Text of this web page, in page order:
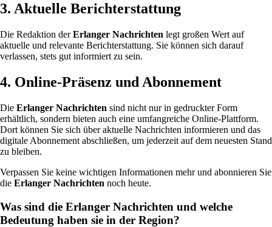
3. Aktuelle Berichterstattung
Die Redaktion derErlanger Nachrichten legt großen Wert auf
aktuelle und relevante Berichterstattung. Sie können sich darauf
verlassen, stets gut informiert zu sein.
4. Online-Präsenz und Abonnement
Die Erlanger Nachrichten sind nicht nur in gedruckter Form
erhältlich, sondern bieten auch eine umfangreiche Online-Plattform.
Dort können Sie sich über aktuelle Nachrichten informieren und das
digitale Abonnement abschließen, um jederzeit auf dem neuesten Stand
zu bleiben.
Verpassen Sie keine wichtigen Informationen mehr und abonnieren Sie
die Erlanger Nachrichten noch heute.
Was sind die Erlanger Nachrichten und welche
Bedeutung haben sie in der Region?